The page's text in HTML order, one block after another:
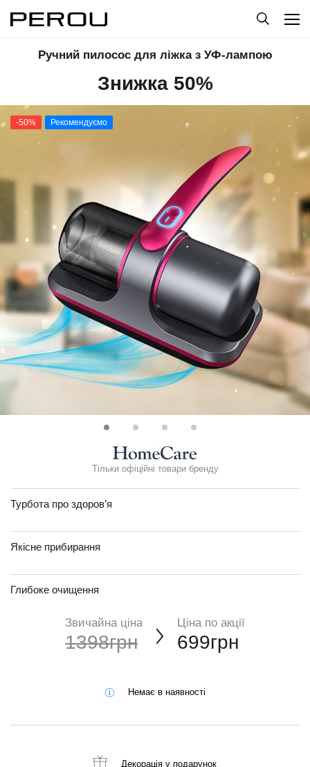
Ручний пилосос для ліжка з УФ-лампою
Знижка 50%
-50% Рекомендуємо
Тільки офіційні товари бренду
Турбота про здоров’я
Якісне прибирання
Глибоке очищення
Звичайна ціна
1398грн
Ціна по акції
699грн
Немає в наявності
Декорація у подарунок